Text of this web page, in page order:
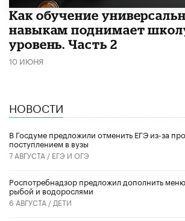
​Как обучение
навыкам поднимает
уровень. Часть 2
10 ИЮНЯ
НОВОСТИ
В Госдуме предложили отменить ЕГЭ из-за
поступлением в вузы
7 АВГУСТА / ЕГЭ И ОГЭ
Роспотребнадзор предложил дополнить
рыбой и водорослями
6 АВГУСТА / ДЕТИ